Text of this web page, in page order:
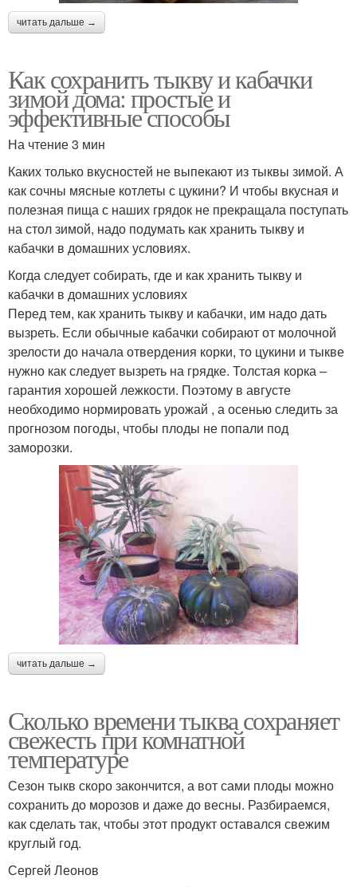
читать дальше →
Как сохранить тыкву и кабачки
зимой дома: простые и
эффективные способы
На чтение 3 мин
Каких только вкусностей не выпекают из тыквы зимой. А
как сочны мясные котлеты с цукини? И чтобы вкусная и
полезная пища с наших грядок не прекращала поступать
на стол зимой, надо подумать как хранить тыкву и
кабачки в домашних условиях.
Когда следует собирать, где и как хранить тыкву и
кабачки в домашних условиях
Перед тем, как хранить тыкву и кабачки, им надо дать
вызреть. Если обычные кабачки собирают от молочной
зрелости до начала отвердения корки, то цукини и тыкве
нужно как следует вызреть на грядке. Толстая корка –
гарантия хорошей лежкости. Поэтому в августе
необходимо нормировать урожай , а осенью следить за
прогнозом погоды, чтобы плоды не попали под
заморозки.
читать дальше →
Сколько времени тыква сохраняет
свежесть при комнатной
температуре
Сезон тыкв скоро закончится, а вот сами плоды можно
сохранить до морозов и даже до весны. Разбираемся,
как сделать так, чтобы этот продукт оставался свежим
круглый год.
Сергей Леонов